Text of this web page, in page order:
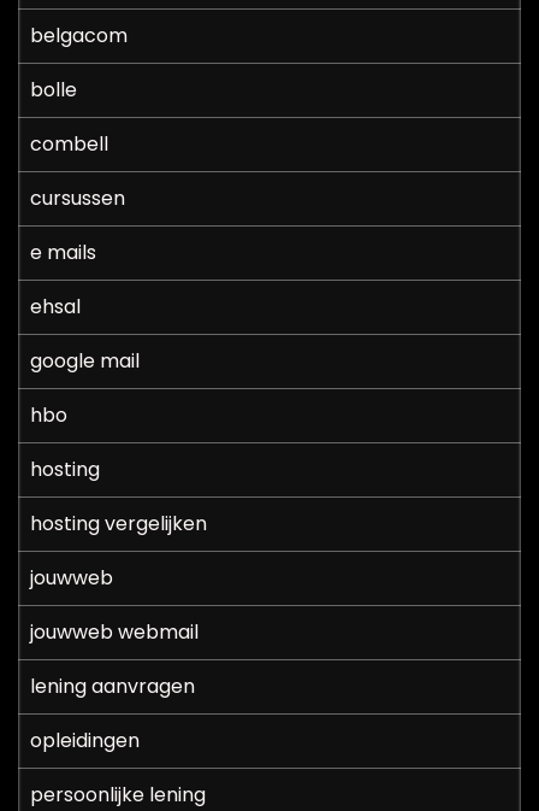
belgacom
bolle
combell
cursussen
e mails
ehsal
google mail
hbo
hosting
hosting vergelijken
jouwweb
jouwweb webmail
lening aanvragen
opleidingen
persoonlijke lening